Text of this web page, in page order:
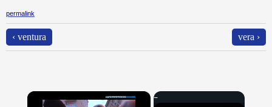
permalink
‹ ventura vera ›
×